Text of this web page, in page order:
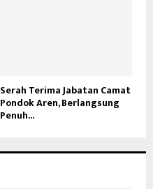
Serah Terima Jabatan Camat
Pondok Aren, Berlangsung
Penuh...